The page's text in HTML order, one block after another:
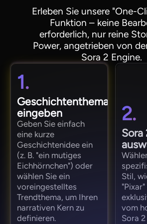
Erleben Sie unsere "One-
Funktion – keine
erforderlich, nur reine
Power, angetrieben von
Sora 2 Engine.
1.
Geschichtenthema
eingeben
Geben Sie einfach
eine kurze
Geschichtenidee ein
(z. B. "ein mutiges
Eichhörnchen") oder
wählen Sie ein
voreingestelltes
Trendthema, um Ihren
narrativen Kern zu
definieren.
2.
Sora
Stil,
vom
Sora